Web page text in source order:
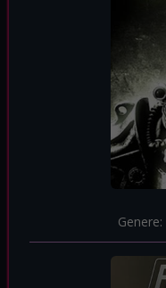
Genere: